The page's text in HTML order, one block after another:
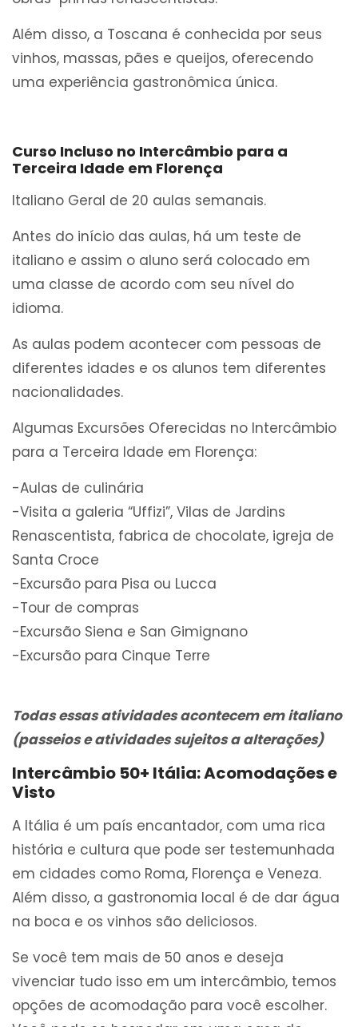
Além disso, a Toscana é conhecida por seus
vinhos, massas, pães e queijos, oferecendo
uma experiência gastronômica única.
Curso Incluso no Intercâmbio para a
Terceira Idade em Florença
Italiano Geral de 20 aulas semanais.
Antes do início das aulas, há um teste de
italiano e assim o aluno será colocado em
uma classe de acordo com seu nível do
idioma.
As aulas podem acontecer com pessoas de
diferentes idades e os alunos tem diferentes
nacionalidades.
Algumas Excursões Oferecidas no Intercâmbio
para a Terceira Idade em Florença:
-Aulas de culinária
-Visita a galeria “Uffizi”, Vilas de Jardins
Renascentista, fabrica de chocolate, igreja de
Santa Croce
-Excursão para Pisa ou Lucca
-Tour de compras
-Excursão Siena e San Gimignano
-Excursão para Cinque Terre
Todas essas atividades acontecem em italiano
(passeios e atividades sujeitos a alterações)
Intercâmbio 50+ Itália: Acomodações e
Visto
A Itália é um país encantador, com uma rica
história e cultura que pode ser testemunhada
em cidades como Roma, Florença e Veneza.
Além disso, a gastronomia local é de dar água
na boca e os vinhos são deliciosos.
Se você tem mais de 50 anos e deseja
vivenciar tudo isso em um intercâmbio, temos
opções de acomodação para você escolher.